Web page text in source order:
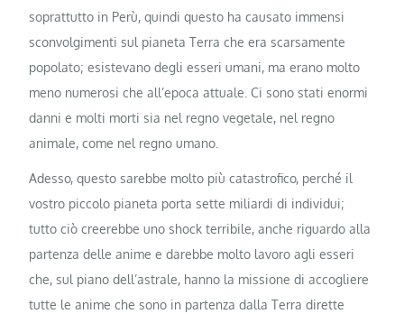
soprattutto in Perù, quindi questo ha causato immensi
sconvolgimenti sul pianeta Terra che era scarsamente
popolato; esistevano degli esseri umani, ma erano molto
meno numerosi che all’epoca attuale. Ci sono stati enormi
danni e molti morti sia nel regno vegetale, nel regno
animale, come nel regno umano.
Adesso, questo sarebbe molto più catastrofico, perché il
vostro piccolo pianeta porta sette miliardi di individui;
tutto ciò creerebbe uno shock terribile, anche riguardo alla
partenza delle anime e darebbe molto lavoro agli esseri
che, sul piano dell’astrale, hanno la missione di accogliere
tutte le anime che sono in partenza dalla Terra dirette